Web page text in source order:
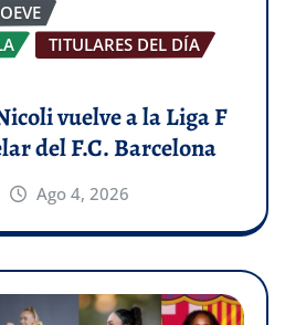
TITULARES DEL DÍA
vuelve a la Liga F
del F.C. Barcelona
Ago 4, 2026